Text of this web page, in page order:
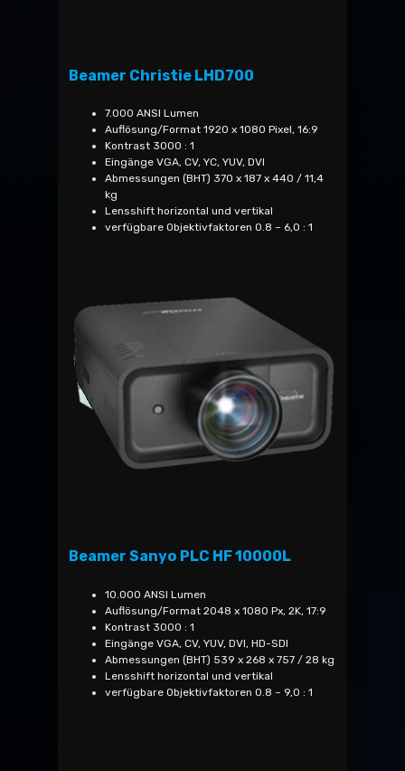
Beamer Christie LHD700
7.000 ANSI Lumen
Auflösung/Format 1920 x 1080 Pixel, 16:9
Kontrast 3000 : 1
Eingänge VGA, CV, YC, YUV, DVI
Abmessungen (BHT) 370 x 187 x 440 / 11,4
kg
Lensshift horizontal und vertikal
verfügbare Objektivfaktoren 0.8 – 6,0 : 1
Beamer Sanyo PLC HF 10000L
10.000 ANSI Lumen
Auflösung/Format 2048 x 1080 Px, 2K, 17:9
Kontrast 3000 : 1
Eingänge VGA, CV, YUV, DVI, HD-SDI
Abmessungen (BHT) 539 x 268 x 757 / 28 kg
Lensshift horizontal und vertikal
verfügbare Objektivfaktoren 0.8 – 9,0 : 1